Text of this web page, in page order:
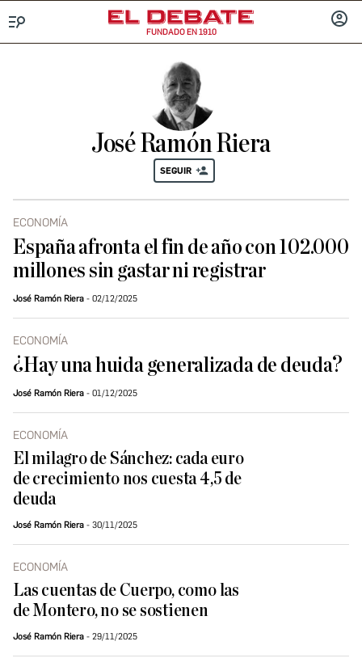
FUNDADO EN 1910
José Ramón Riera
SEGUIR
ECONOMÍA
España afronta el fin de año con 102.000
millones sin gastar ni registrar
José Ramón Riera 02/12/2025
ECONOMÍA
¿Hay una huida generalizada de deuda?
José Ramón Riera 01/12/2025
ECONOMÍA
El milagro de Sánchez: cada euro
de crecimiento nos cuesta 4,5 de
deuda
José Ramón Riera 30/11/2025
ECONOMÍA
Las cuentas de Cuerpo, como las
de Montero, no se sostienen
José Ramón Riera 29/11/2025